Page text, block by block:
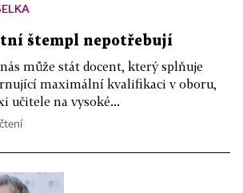
štempl nepotřebují
může stát docent, který splňuje
maximální kvalifikaci v oboru,
učitele na vysoké...